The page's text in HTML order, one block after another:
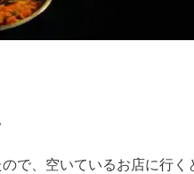
で、空いているお店に行く